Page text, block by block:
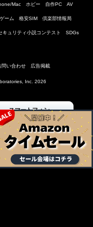
Mac ホビー 自作PC AV
ゲーム 格安SIM 倶楽部情報局
キュリティ小説コンテスト SDGs
問い合わせ 広告掲載
Inc. 2026
スマートフォン